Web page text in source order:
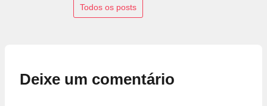
Todos os posts
Deixe um comentário